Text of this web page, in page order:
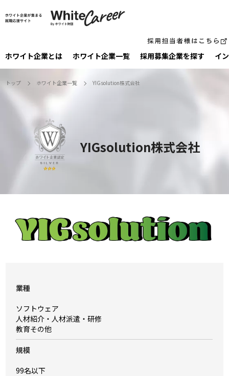
ホワイト企業とは ホワイト企業一覧 採⽤募集企業を探す イ
トップ ホワイト企業一覧 YIGsolution株式会社
YIGsolution株式会社
業種
ソフトウェア
人材紹介・人材派遣・研修
教育その他
規模
99名以下